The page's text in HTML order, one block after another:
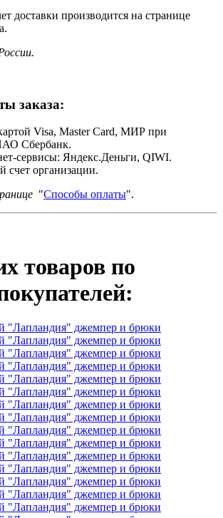
доставки производится на странице
заказа:
Visa, Master Card, МИР при
Сбербанк.
сервисы: Яндекс.Деньги, QIWI.
счет организации.
"Способы оплаты".
товаров по